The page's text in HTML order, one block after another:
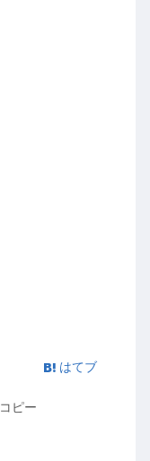
はてブ
コピー